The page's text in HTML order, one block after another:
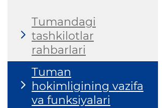
Tumandagi
tashkilotlar
rahbarlari
Tuman
hokimligining vazifa
va funksiyalari